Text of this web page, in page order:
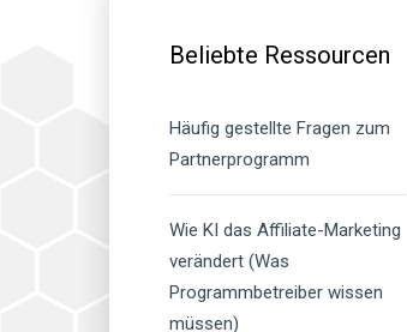
Beliebte Ressourcen
Häufig gestellte Fragen zum
Partnerprogramm
Wie KI das Affiliate-Marketing
verändert (Was
Programmbetreiber wissen
müssen)